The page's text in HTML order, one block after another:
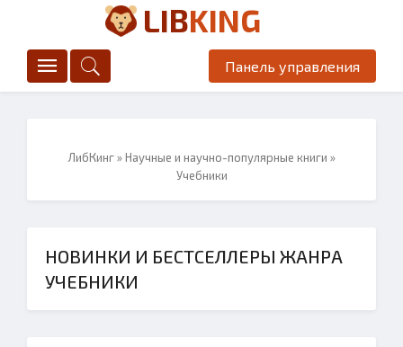
LIBKING
Панель управления
ЛибКинг»Научные и научно-популярные книги »
Учебники
НОВИНКИ И БЕСТСЕЛЛЕРЫ ЖАНРА
УЧЕБНИКИ